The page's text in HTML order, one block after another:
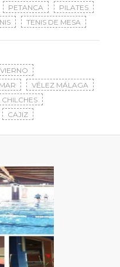
PETANCA
PILATES
TENIS DE MESA
VÉLEZ MÁLAGA
CHILCHES
CAJIZ